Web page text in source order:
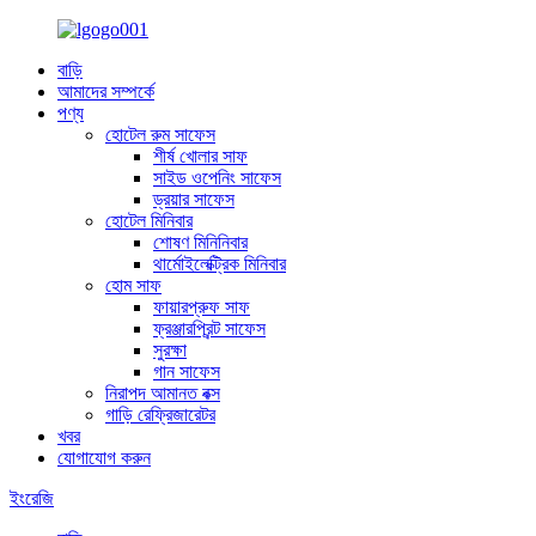
বাড়ি
আমাদের সম্পর্কে
পণ্য
হোটেল রুম সাফেস
শীর্ষ খোলার সাফ
সাইড ওপেনিং সাফেস
ড্রয়ার সাফেস
হোটেল মিনিবার
শোষণ মিনিনিবার
থার্মোইলেক্ট্রিক মিনিবার
হোম সাফ
ফায়ারপ্রুফ সাফ
ফ্রঞ্জারপ্রিন্ট সাফেস
সুরক্ষা
গান সাফেস
নিরাপদ আমানত বক্স
গাড়ি রেফ্রিজারেটর
খবর
যোগাযোগ করুন
ইংরেজি